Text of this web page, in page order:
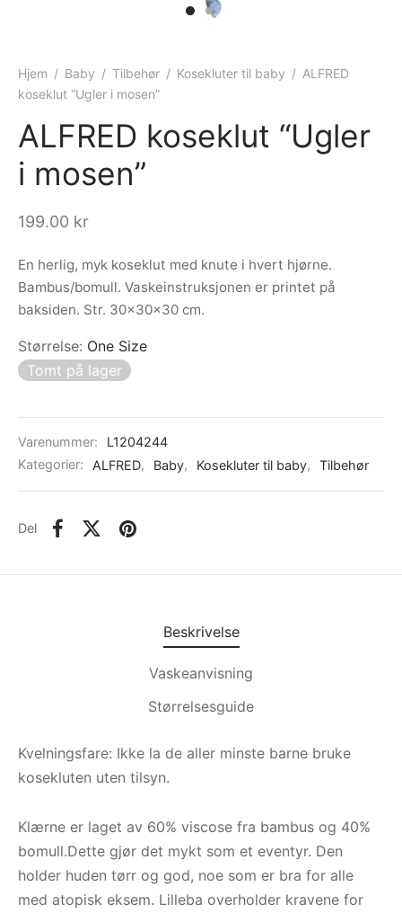
Hjem / Baby / Tilbehør / Kosekluter til baby / ALFRED
koseklut “Ugler i mosen”
ALFRED koseklut “Ugler
i mosen”
199.00 kr
En herlig, myk koseklut med knute i hvert hjørne.
Bambus/bomull. Vaskeinstruksjonen er printet på
baksiden. Str. 30x30x30 cm.
Størrelse: One Size
Tomt på lager
Varenummer:
L1204244
Kategorier:
ALFRED, Baby, Kosekluter til baby, Tilbehør
Del
Beskrivelse
Vaskeanvisning
Størrelsesguide
Kvelningsfare: Ikke la de aller minste barne bruke
kosekluten uten tilsyn.
Klærne er laget av 60% viscose fra bambus og 40%
bomull.Dette gjør det mykt som et eventyr. Den
holder huden tørr og god, noe som er bra for alle
med atopisk eksem. Lilleba overholder kravene for
teppe